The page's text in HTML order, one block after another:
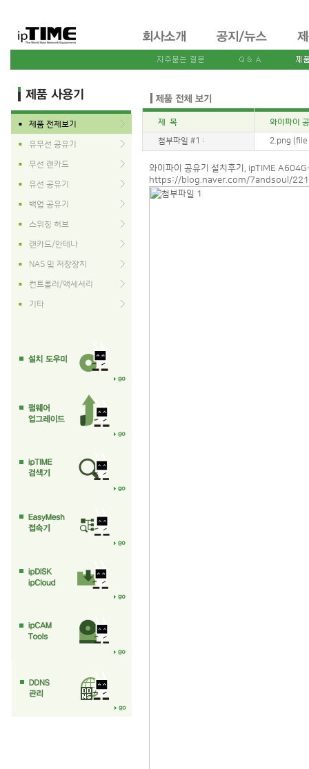
■ 제품 전체보기
■ 유무선 공유기
■ 무선 랜카드
■ 유선 공유기
■ 백업 공유기
■ 스위칭 허브
■ 랜카드/안테나
■ NAS 및 저장장치
■ 컨트롤러/액세서리
■ 기타
제 목 와이파이
첨부파일 #1 : 2.png
와이파이 공유기 설치후기, ipTIME
https://blog.naver.com/7andsoul/